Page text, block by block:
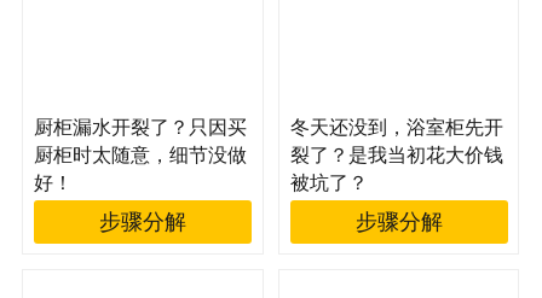
厨柜漏水开裂了？只因买
厨柜时太随意，细节没做
好！
步骤分解
冬天还没到，浴室柜先开
裂了？是我当初花大价钱
被坑了？
步骤分解